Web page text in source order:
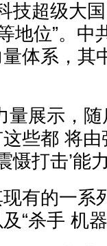
技超级大
地位”。中
体系，其
量展示，
些都 将
慑打击’能
有的一系
“杀手 机